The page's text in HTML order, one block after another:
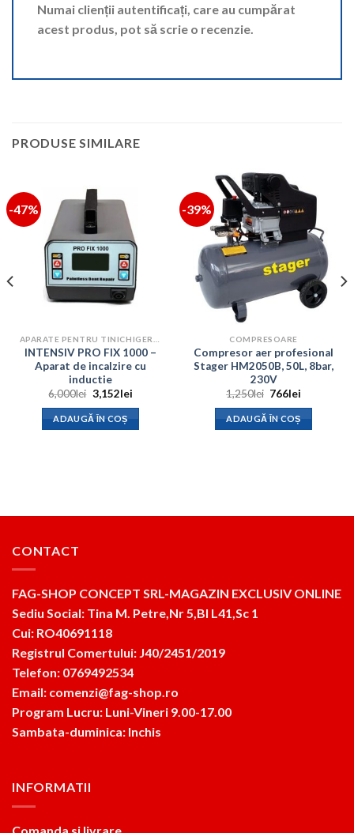
Numai clienții autentificați, care au cumpărat
acest produs, pot să scrie o recenzie.
PRODUSE SIMILARE
-47%
INTENSIV PRO FIX 1000 –
Aparat de incalzire cu
inductie
6,000lei Prețul
inițial
a
fost:
6,000lei.
3,152leiPrețul
ADAUGĂ ÎN COȘ
-39%
COMPRESOARE
Compresor aer profesional
Stager HM2050B, 50L, 8bar,
230V
1,250lei Prețul
a
fost:
1,250lei.
766lei
ADAUGĂ ÎN COȘ
CONTACT
FAG-SHOP CONCEPT SRL-MAGAZIN EXCLUSIV ONLINE
Sediu Social: Tina M. Petre,Nr 5,Bl L41,Sc 1
Cui: RO40691118
Registrul Comertului: J40/2451/2019
Telefon: 0769492534
Email: comenzi@fag-shop.ro
Program Lucru: Luni-Vineri 9.00-17.00
Sambata-duminica: Inchis
INFORMATII